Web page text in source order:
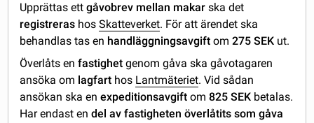
Upprättas ettgåvobrev mellan makarska det
registreras hosSkatteverket. För att ärendet ska
behandlas tas en handläggningsavgift om275 SEK ut.
Överlåts enfastighet genom gåva ska gåvotagaren
ansöka om lagfart hos Lantmäteriet. Vid sådan
ansökan ska enexpeditionsavgift om825 SEK betalas.
Har endast endel av fastigheten överlåtits som gåva